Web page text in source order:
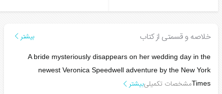
خلاصه و قسمتی از کتاب بیشتر
A bride mysteriously disappears on her wedding day in the
newest Veronica Speedwell adventure by the New York
Timesمشخصات تکمیلیبیشتر